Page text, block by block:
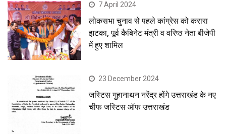
7 April 2024
लोकसभा चुनाव से पहले कांग्रेस को करारा
झटका, पूर्व कैबिनेट मंत्री व वरिष्ठ नेता बीजेपी
में हुए शामिल
23 December 2024
जस्टिस गुहानाथन नरेंद्र होंगे उत्तराखंड के नए
चीफ जस्टिस ऑफ उत्तराखंड